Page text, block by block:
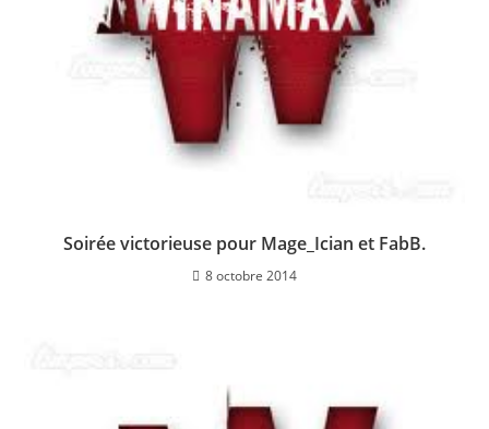
Soirée victorieuse pour Mage_Ician et FabB.
8 octobre 2014